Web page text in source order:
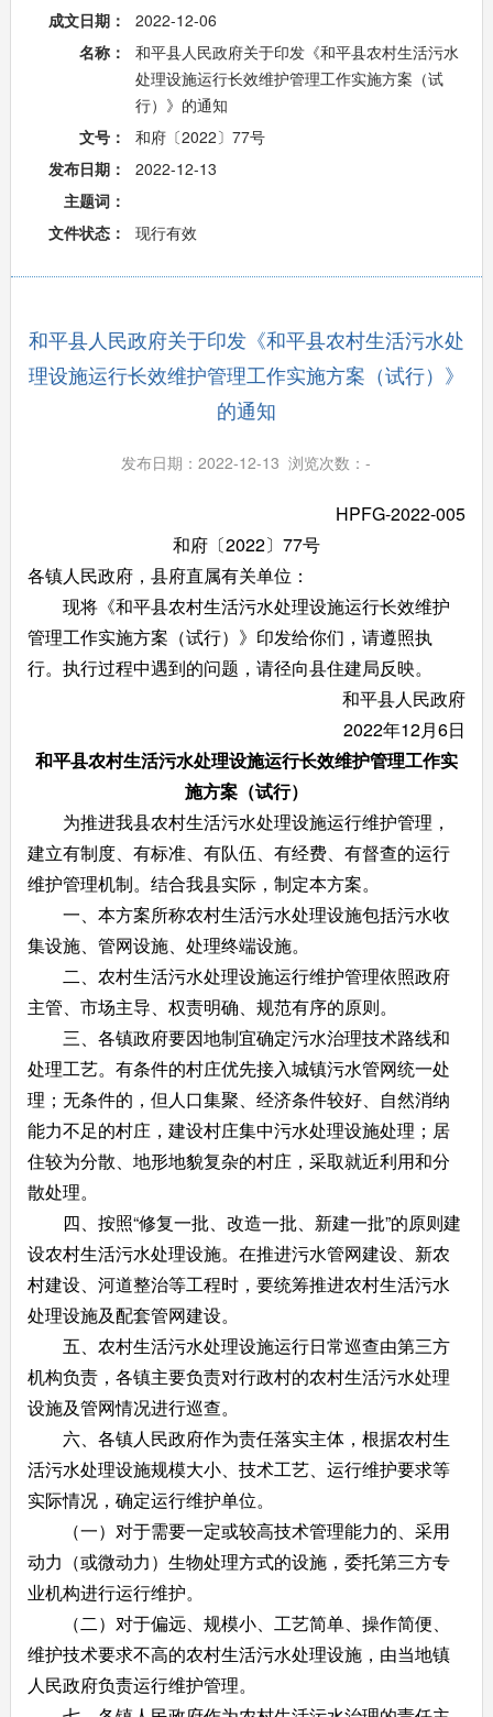
成文日期：
2022-12-06
名称：
和平县人民政府关于印发《和平县农村生活污水
处理设施运行长效维护管理工作实施方案（试
行）》的通知
文号：
和府〔2022〕77号
发布日期：
2022-12-13
主题词：
文件状态：
现行有效
和平县人民政府关于印发《和平县农村生活污水处
理设施运行长效维护管理工作实施方案（试行）》
的通知
发布日期：2022-12-13 浏览次数：-
HPFG-2022-005
和府〔2022〕77号
各镇人民政府，县府直属有关单位：
现将《和平县农村生活污水处理设施运行长效维护
管理工作实施方案（试行）》印发给你们，请遵照执
行。执行过程中遇到的问题，请径向县住建局反映。
和平县人民政府
2022年12月6日
和平县农村生活污水处理设施运行长效维护管理工作实
施方案（试行）
为推进我县农村生活污水处理设施运行维护管理，
建立有制度、有标准、有队伍、有经费、有督查的运行
维护管理机制。结合我县实际，制定本方案。
一、本方案所称农村生活污水处理设施包括污水收
集设施、管网设施、处理终端设施。
二、农村生活污水处理设施运行维护管理依照政府
主管、市场主导、权责明确、规范有序的原则。
三、各镇政府要因地制宜确定污水治理技术路线和
处理工艺。有条件的村庄优先接入城镇污水管网统一处
理；无条件的，但人口集聚、经济条件较好、自然消纳
能力不足的村庄，建设村庄集中污水处理设施处理；居
住较为分散、地形地貌复杂的村庄，采取就近利用和分
散处理。
四、按照“修复一批、改造一批、新建一批”的原则建
设农村生活污水处理设施。在推进污水管网建设、新农
村建设、河道整治等工程时，要统筹推进农村生活污水
处理设施及配套管网建设。
五、农村生活污水处理设施运行日常巡查由第三方
机构负责，各镇主要负责对行政村的农村生活污水处理
设施及管网情况进行巡查。
六、各镇人民政府作为责任落实主体，根据农村生
活污水处理设施规模大小、技术工艺、运行维护要求等
实际情况，确定运行维护单位。
（一）对于需要一定或较高技术管理能力的、采用
动力（或微动力）生物处理方式的设施，委托第三方专
业机构进行运行维护。
（二）对于偏远、规模小、工艺简单、操作简便、
维护技术要求不高的农村生活污水处理设施，由当地镇
人民政府负责运行维护管理。